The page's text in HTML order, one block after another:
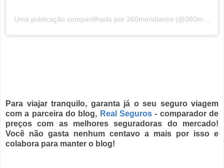
Para viajar tranquilo, garanta já o seu seguro viagem
com a parceira do blog, Real Seguros - comparador de
preços com as melhores seguradoras do mercado!
Você não gasta nenhum centavo a mais por isso e
colabora para manter o blog!